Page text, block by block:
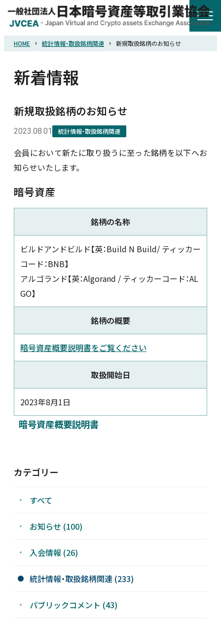
HOME
協会概要
規則・ガイドライン
詐欺関連情報
採用情報
お問い合わせ
JP 会員ログイン
HOME 統計情報・取扱銘柄関連 新規取扱銘柄のお知らせ
新着情報
新規取扱銘柄のお知らせ
2023.08.01 統計情報・取扱銘柄関連
会員において新たに取り扱うに至った銘柄を以下へお
知らせいたします。
暗号資産
銘柄の名称
ビルドアンドビルド【英：Build N Build/ ティッカー
コード：BNB】
アルゴランド【英：Algorand / ティッカーコード：AL
GO】
銘柄の概要
暗号資産概要説明書をご覧ください
取扱開始日
2023年8月1日
暗号資産概要説明書
カテゴリー
すべて
お知らせ (100)
入会情報 (26)
統計情報・取扱銘柄関連 (233)
パブリックコメント (43)